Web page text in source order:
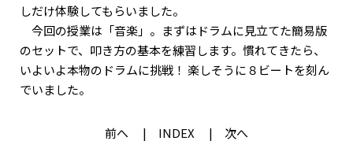
しだけ体験してもらいました。
今回の授業は「音楽」。まずはドラムに見立てた簡易版
のセットで、叩き方の基本を練習します。慣れてきたら、
いよいよ本物のドラムに挑戦！ 楽しそうに８ビートを刻ん
でいました。
前へ INDEX 次へ